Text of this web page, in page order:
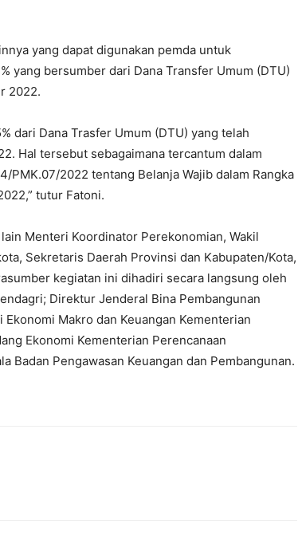
yang dapat digunakan pemda untuk
yang bersumber dari Dana Transfer Umum (DTU)
2022.
dari Dana Trasfer Umum (DTU) yang telah
Hal tersebut sebagaimana tercantum dalam
PMK.07/2022 tentang Belanja Wajib dalam Rangka
tutur Fatoni.
Menteri Koordinator Perekonomian, Wakil
Sekretaris Daerah Provinsi dan Kabupaten/Kota,
kegiatan ini dihadiri secara langsung oleh
Direktur Jenderal Bina Pembangunan
Makro dan Keuangan Kementerian
Ekonomi Kementerian Perencanaan
Badan Pengawasan Keuangan dan Pembangunan.